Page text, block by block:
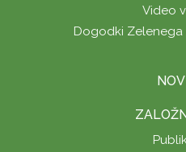
Video
Dogodki